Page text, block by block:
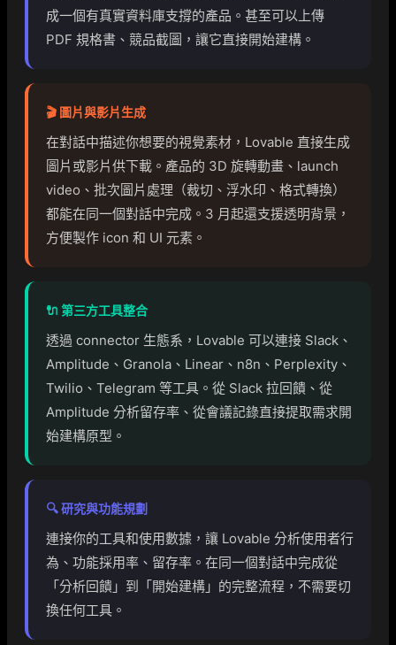
成一個有真實資料庫支撐的產品。甚至可以上傳
PDF 規格書、競品截圖，讓它直接開始建構。
🎬 圖片與影片生成
在對話中描述你想要的視覺素材，Lovable 直接生成
圖片或影片供下載。產品的 3D 旋轉動畫、launch
video、批次圖片處理（裁切、浮水印、格式轉換）
都能在同一個對話中完成。3 月起還支援透明背景，
方便製作 icon 和 UI 元素。
🔌 第三方工具整合
透過 connector 生態系，Lovable 可以連接 Slack、
Amplitude、Granola、Linear、n8n、Perplexity、
Twilio、Telegram 等工具。從 Slack 拉回饋、從
Amplitude 分析留存率、從會議記錄直接提取需求開
始建構原型。
🔍 研究與功能規劃
連接你的工具和使用數據，讓 Lovable 分析使用者行
為、功能採用率、留存率。在同一個對話中完成從
「分析回饋」到「開始建構」的完整流程，不需要切
換任何工具。